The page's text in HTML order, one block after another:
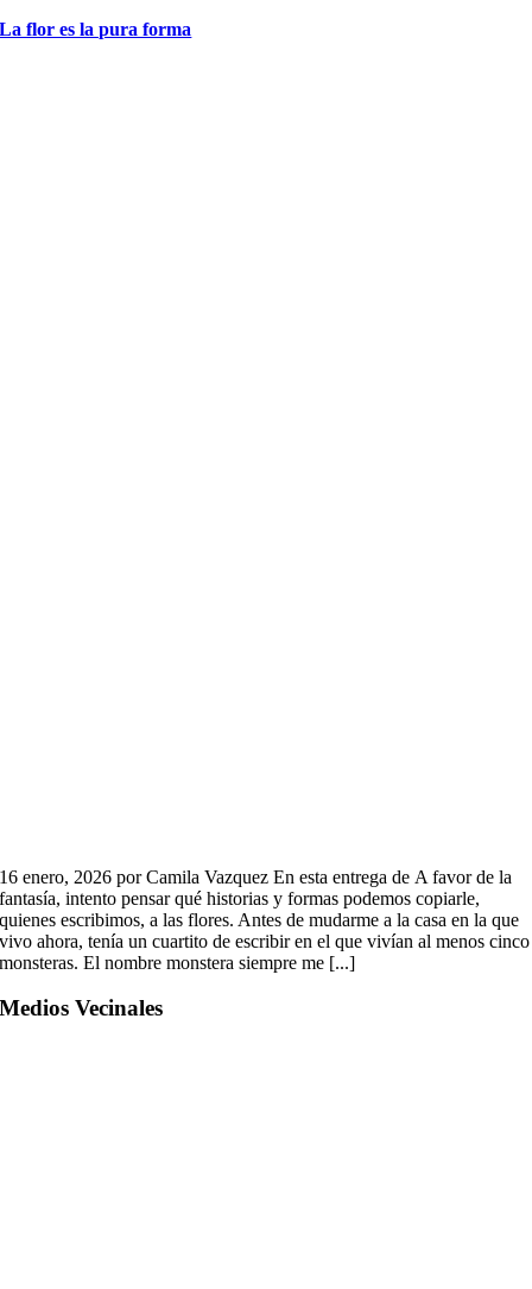
La flor es la pura forma
16 enero, 2026 por Camila Vazquez En esta entrega de A favor de la
fantasía, intento pensar qué historias y formas podemos copiarle,
quienes escribimos, a las flores. Antes de mudarme a la casa en la que
vivo ahora, tenía un cuartito de escribir en el que vivían al menos cinco
monsteras. El nombre monstera siempre me [...]
Medios Vecinales